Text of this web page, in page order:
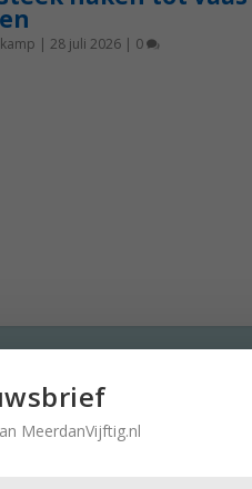
| 28 juli 2026| 0
verzameld:
MeerdanVijftig.nl